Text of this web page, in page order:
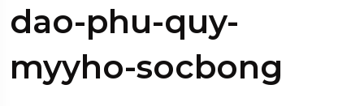
dao-phu-quy-
myyho-socbong